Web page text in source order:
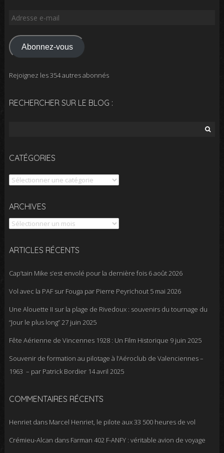
Adresse
mail
Abonnez-vous
Rejoignez les 354 autres abonnés
RECHERCHER SUR LE BLOG :
CATÉGORIES
Catégories
ARCHIVES
Archives
ARTICLES RÉCENTS
Cap’tain Mike s’est envolé pour la dernière fois 6 août 2026
Vol avec la PAF sur Fouga par Pierre Peyrichout 5 mai 2026
Une Alouette II sur la plage de Rivedoux : souvenirs du tournage du
“Jour le plus long”27 juin 2025
Fête Aérienne de Vincennes 1928 : Un Film Historique 9 juin 2025
Souvenir de formation au pilotage à l’Aéroclub de Valenciennes –
1963 – par Patrick Bordier 14 avril 2025
COMMENTAIRES RÉCENTS
Henrietdans Marcel Henriet, le pilote aux 33 500 heures de vol
Crémieu-Alcan dans Farman 402 F-ANFY : véritable avion de voyage